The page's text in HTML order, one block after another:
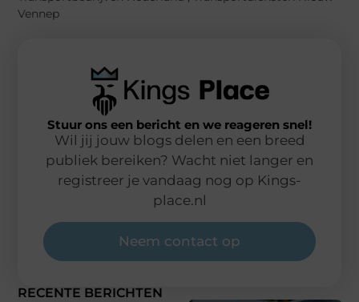
Vennep
RECENTE BERICHTEN
Stuur ons een bericht en we reageren snel!
Wil jij jouw blogs delen en een breed
publiek bereiken? Wacht niet langer en
registreer je vandaag nog op Kings-
place.nl
Neem contact op